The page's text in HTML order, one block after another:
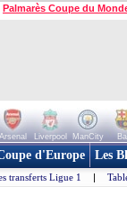
Palmarès Coupe du
Arsenal Liverpool ManCity
d'Europe Les
transferts Ligue 1 |